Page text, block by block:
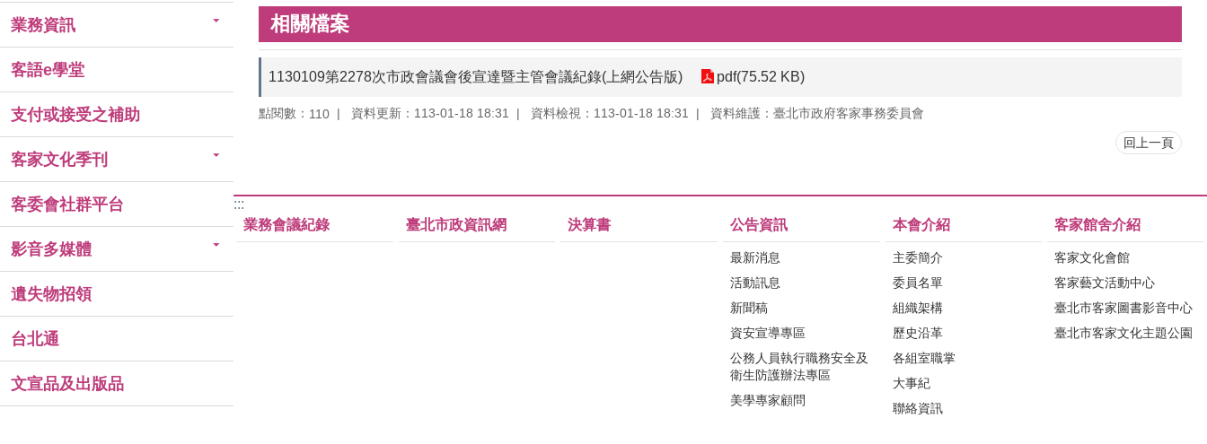
業務資訊
客語e學堂
支付或接受之補助
客家文化季刊
客委會社群平台
影音多媒體
遺失物招領
台北通
文宣品及出版品
相關檔案
1130109第2278次市政會議會後宣達暨主管會議紀錄(上網公告版) pdf(75.52 KB)
點閱數： 110 資料更新：113-01-18 18:31 資料檢視：113-01-18 18:31 資料維護：臺北市政府客家事務委員會
回上一頁
:::
業務會議紀錄
臺北市政資訊網 決算書 公告資訊
最新消息
活動訊息
新聞稿
資安宣導專區
公務人員執行職務安全及
衛生防護辦法專區
美學專家顧問
本會介紹
主委簡介
委員名單
組織架構
歷史沿革
各組室職掌
大事紀
聯絡資訊
客家館舍介紹
客家文化會館
客家藝文活動中心
臺北市客家圖書影音中心
臺北市客家文化主題公園